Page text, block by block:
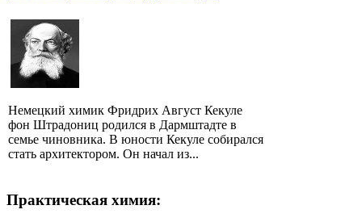
Немецкий химик Фридрих Август Кекуле
фон Штрадониц родился в Дармштадте в
семье чиновника. В юности Кекуле собирался
стать архитектором. Он начал из...
Практическая химия: